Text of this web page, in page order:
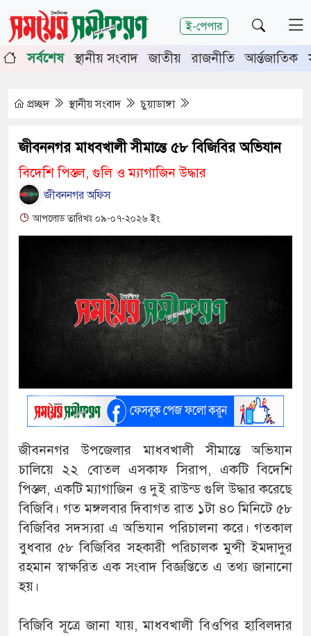
ই-পেপার
শিরোনাম
চুয়াডাঙ্গা-মেহেরপুরে জামায়াতের গণমিছিল
সিনিয়র জেলা জজ রফিকুল ইসলাম
সর্বশেষ স্থানীয় সংবাদ জাতীয় রাজনীতি আর্ন্তজাতিক
প্রচ্ছদ স্থানীয় সংবাদ চুয়াডাঙ্গা
জীবননগর মাধবখালী সীমান্তে ৫৮ বিজিবির অভিযান
বিদেশি পিস্তল, গুলি ও ম্যাগাজিন উদ্ধার
জীবননগর অফিস
আপলোড তারিখঃ ০৯-০৭-২০২৬ ইং
জীবননগর উপজেলার মাধবখালী সীমান্তে অভিযান
চালিয়ে ২২ বোতল এসকাফ সিরাপ, একটি বিদেশি
পিস্তল, একটি ম্যাগাজিন ও দুই রাউন্ড গুলি উদ্ধার করেছে
বিজিবি। গত মঙ্গলবার দিবাগত রাত ১টা ৪০ মিনিটে ৫৮
বিজিবির সদস্যরা এ অভিযান পরিচালনা করে। গতকাল
বুধবার ৫৮ বিজিবির সহকারী পরিচালক মুন্সী ইমদাদুর
রহমান স্বাক্ষরিত এক সংবাদ বিজ্ঞপ্তিতে এ তথ্য জানানো
হয়।
বিজিবি সূত্রে জানা যায়, মাধবখালী বিওপির হাবিলদার